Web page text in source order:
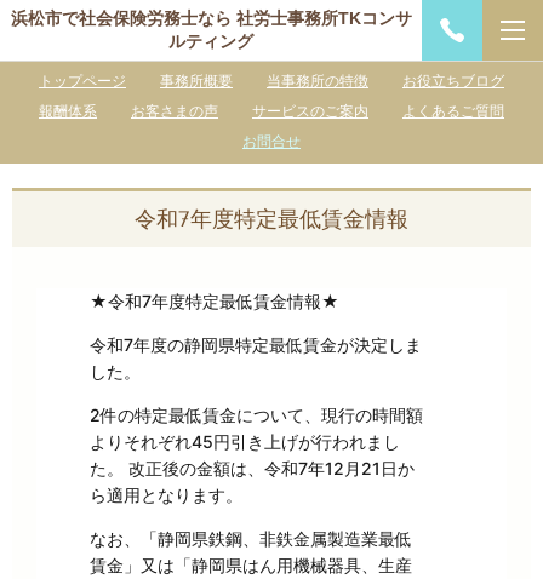
浜松市で社会保険労務士なら 社労士事務所TKコンサ
ルティング
トップページ 事務所概要 当事務所の特徴
お役立ちブログ
報酬体系
お客さまの声 サービスのご案内
よくあるご質問
お問合せ
令和7年度特定最低賃金情報
★令和7年度特定最低賃金情報★
令和7年度の静岡県特定最低賃金が決定しま
した。
2件の特定最低賃金について、現行の時間額
よりそれぞれ45円引き上げが行われまし
た。 改正後の金額は、令和7年12月21日か
ら適用となります。
なお、「静岡県鉄鋼、非鉄金属製造業最低
賃金」又は「静岡県はん用機械器具、生産